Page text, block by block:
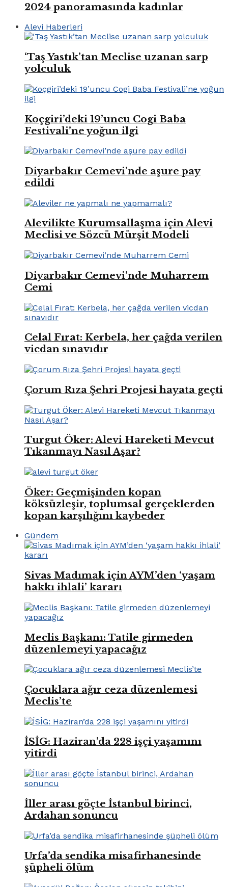
2024 panoramasında kadınlar
Alevi Haberleri
‘Taş Yastık’tan Meclise uzanan sarp
yolculuk
Koçgiri’deki 19’uncu Cogi Baba
Festivali’ne yoğun ilgi
Diyarbakır Cemevi’nde aşure pay
edildi
Alevilikte Kurumsallaşma için Alevi
Meclisi ve Sözcü Mürşit Modeli
Diyarbakır Cemevi’nde Muharrem
Cemi
Celal Fırat: Kerbela, her çağda verilen
vicdan sınavıdır
Çorum Rıza Şehri Projesi hayata geçti
Turgut Öker: Alevi Hareketi Mevcut
Tıkanmayı Nasıl Aşar?
Öker: Geçmişinden kopan
köksüzleşir, toplumsal gerçeklerden
kopan karşılığını kaybeder
Gündem
Sivas Madımak için AYM’den ‘yaşam
hakkı ihlali’ kararı
Meclis Başkanı: Tatile girmeden
düzenlemeyi yapacağız
Çocuklara ağır ceza düzenlemesi
Meclis’te
İSİG: Haziran’da 228 işçi yaşamını
yitirdi
İller arası göçte İstanbul birinci,
Ardahan sonuncu
Urfa’da sendika misafirhanesinde
şüpheli ölüm